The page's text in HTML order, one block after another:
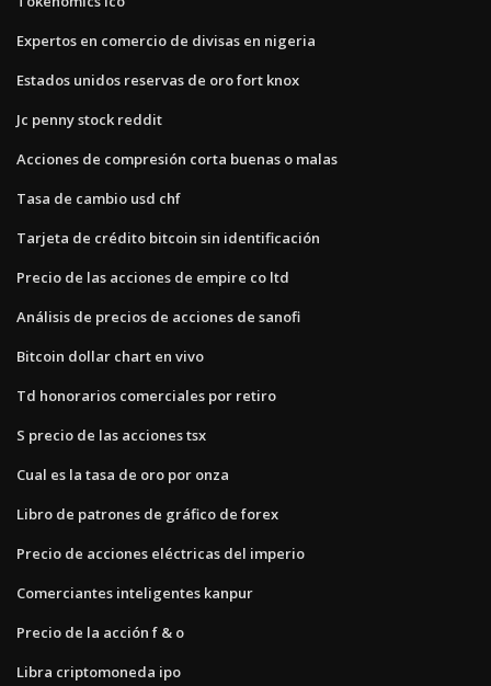
Expertos en comercio de divisas en nigeria
Estados unidos reservas de oro fort knox
Jc penny stock reddit
Acciones de compresión corta buenas o malas
Tasa de cambio usd chf
Tarjeta de crédito bitcoin sin identificación
Precio de las acciones de empire co ltd
Análisis de precios de acciones de sanofi
Bitcoin dollar chart en vivo
Td honorarios comerciales por retiro
S precio de las acciones tsx
Cual es la tasa de oro por onza
Libro de patrones de gráfico de forex
Precio de acciones eléctricas del imperio
Comerciantes inteligentes kanpur
Precio de la acción f & o
Libra criptomoneda ipo